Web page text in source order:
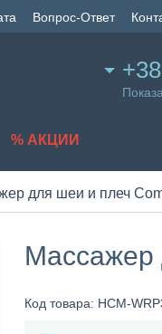
Вопрос-Ответ
% АКЦИИ
для шеи и плеч
Массажер
Код товара: HCM-